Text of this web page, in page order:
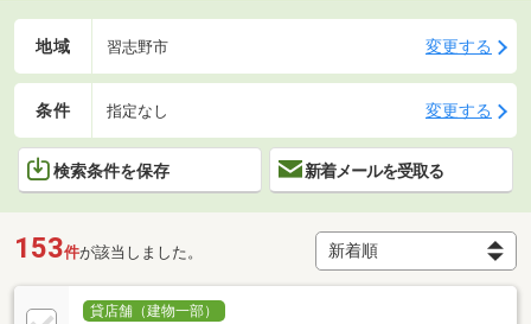
地域 習志野市 変更する
条件 指定なし 変更する
検索条件を保存 新着メールを受取る
153件が該当しました。
貸店舗（建物一部）